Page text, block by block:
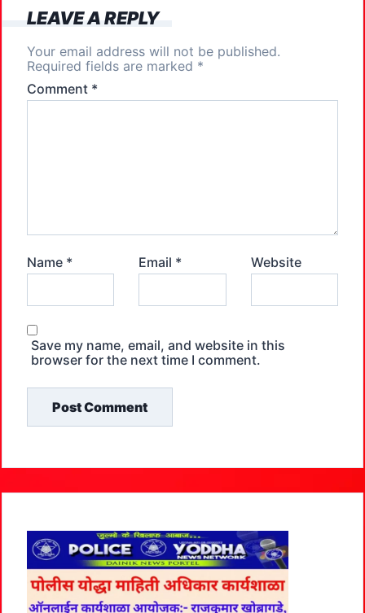
k
LEAVE A REPLY
Your email address will not be published.
Required fields are marked *
Comment *
Name * Email * Website
Save my name, email, and website in this
browser for the next time I comment.